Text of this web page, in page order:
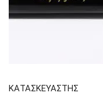
ΚΑΤΑΣΚΕΥΑΣΤΗΣ